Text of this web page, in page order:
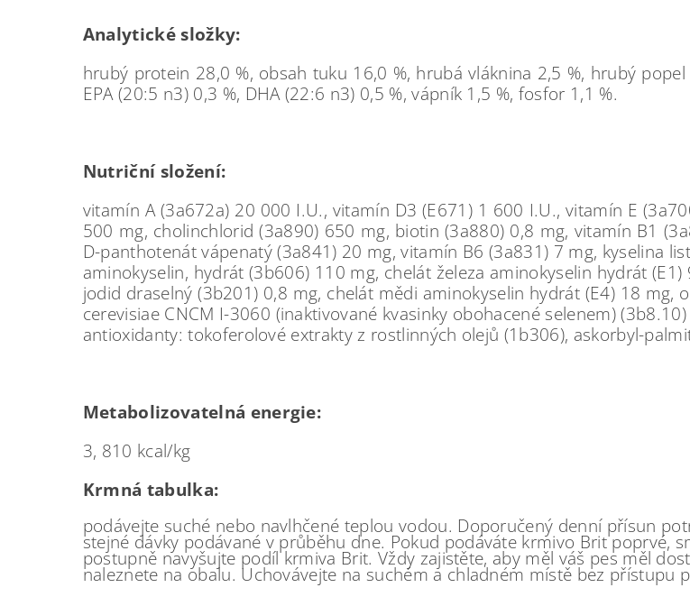
Analytické složky:
hrubý protein 28,0 %, obsah tuku 16,0 %, hrubá vláknina 2,5 %, hrubý
EPA (20:5 n3) 0,3 %, DHA (22:6 n3) 0,5 %, vápník 1,5 %, fosfor 1,1 %.
Nutriční složení:
vitamín A (3a672a) 20 000 I.U., vitamín D3 (E671) 1 600 I.U., vitamín E
500 mg, cholinchlorid (3a890) 650 mg, biotin (3a880) 0,8 mg, vitamín B1
D-panthotenát vápenatý (3a841) 20 mg, vitamín B6 (3a831) 7 mg, kyselina
aminokyselin, hydrát (3b606) 110 mg, chelát železa aminokyselin hydrát
jodid draselný (3b201) 0,8 mg, chelát mědi aminokyselin hydrát (E4) 18 mg,
cerevisiae CNCM I-3060 (inaktivované kvasinky obohacené selenem)
antioxidanty: tokoferolové extrakty z rostlinných olejů (1b306), askorbyl-
Metabolizovatelná energie:
3, 810 kcal/kg
Krmná tabulka:
podávejte suché nebo navlhčené teplou vodou. Doporučený denní přísun
stejné dávky podávané v průběhu dne. Pokud podáváte krmivo Brit poprvé,
postupně navyšujte podíl krmiva Brit. Vždy zajistěte, aby měl váš pes měl
naleznete na obalu. Uchovávejte na suchém a chladném místě bez přístupu